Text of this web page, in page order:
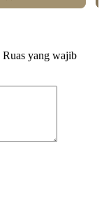
Ruas yang wajib